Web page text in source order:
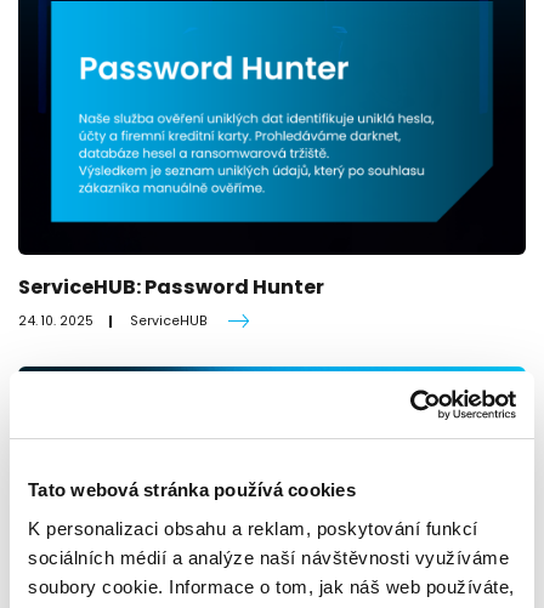
Tato webová stránka používá cookies
K personalizaci obsahu a reklam, poskytování funkcí
sociálních médií a analýze naší návštěvnosti využíváme
soubory cookie. Informace o tom, jak náš web používáte,
ServiceHUB: Password Hunter
24. 10. 2025 ServiceHUB